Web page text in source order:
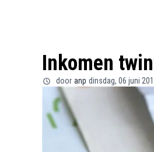
Inkomen
door anp dinsdag, 06 juni